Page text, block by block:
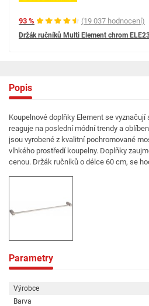
93 % (19 037 hodnocení)
Držák ručníků Multi Element chrom
Popis
Koupelnové doplňky Element se
reaguje na poslední módní trendy a
jsou vyrobené z kvalitní pochromované
vlhkého prostředí koupelny. Doplňky
cenou. Držák ručníků o délce 60 cm, se
Parametry
Výrobce
Barva